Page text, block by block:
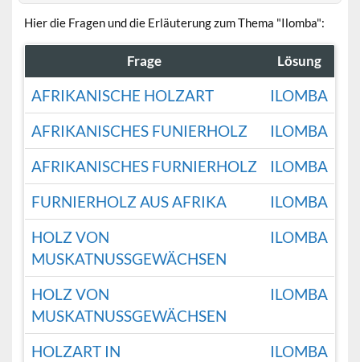
Hier die Fragen und die Erläuterung zum Thema "Ilomba":
Frage Lösung
AFRIKANISCHE HOLZART
ILOMBA
AFRIKANISCHES FUNIERHOLZ
ILOMBA
AFRIKANISCHES FURNIERHOLZ
ILOMBA
FURNIERHOLZ AUS AFRIKA
ILOMBA
HOLZ VON
MUSKATNUSSGEWÄCHSEN
ILOMBA
HOLZ VON
MUSKATNUSSGEWÄCHSEN
ILOMBA
HOLZART IN
ILOMBA